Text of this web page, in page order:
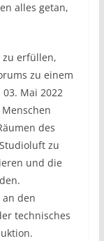
alles getan,
zu erfüllen,
zu einem
Mai 2022
des
zu
und die
den
technisches